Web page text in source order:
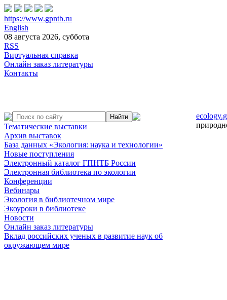
https://www.gpntb.ru
English
08 августа 2026, суббота
RSS
Виртуальная справка
Онлайн заказ литературы
Контакты
Тематические выставки
Архив выставок
База данных «Экология: наука и технологии»
Новые поступления
Электронный каталог ГПНТБ России
Электронная библиотека по экологии
Конференции
Вебинары
Экология в библиотечном мире
Экоуроки в библиотеке
Новости
Онлайн заказ литературы
Вклад российских ученых в развитие наук об
окружающем мире